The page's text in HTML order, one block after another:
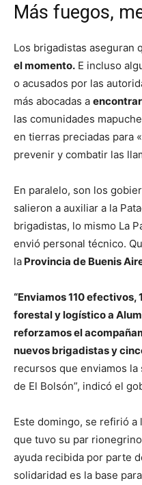
Más fuegos,
Los brigadistas aseguran
el momento. E incluso
o acusados por las
más abocadas a
las comunidades
en tierras preciadas para
prevenir y combatir las
En paralelo, son los
salieron a auxiliar a la
brigadistas, lo mismo La
envió personal técnico.
la Provincia de Buenis
“Enviamos 110
forestal y logístico a
reforzamos el
nuevos brigadistas y
recursos que enviamos la
de El Bolsón”, indicó el
Este domingo, se refirió a
que tuvo su par
ayuda recibida por parte
solidaridad es la base